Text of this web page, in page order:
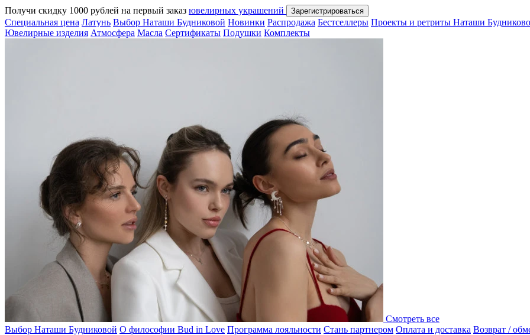
Получи скидку 1000 рублей на первый заказ ювелирных украшений Зарегистрироваться
Специальная цена Латунь Выбор Наташи Будниковой Новинки Распродажа Бестселлеры Проекты и ретриты Наташи
Ювелирные изделия Атмосфера Масла Сертификаты Подушки Комплекты
Смотреть все
Выбор Наташи Будниковой О философии Bud in Love Программа лояльности Стань партнером Оплата и доставка Возврат /